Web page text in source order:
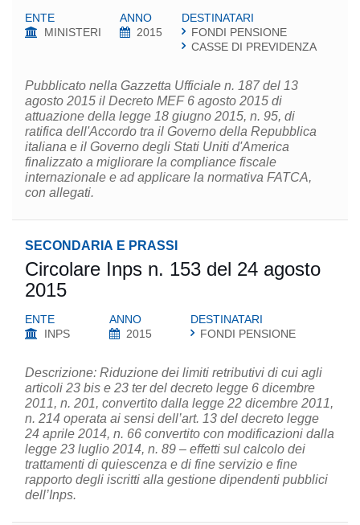
ENTE
MINISTERI
ANNO
2015
DESTINATARI
FONDI PENSIONE
CASSE DI PREVIDENZA
Pubblicato nella Gazzetta Ufficiale n. 187 del 13
agosto 2015 il Decreto MEF 6 agosto 2015 di
attuazione della legge 18 giugno 2015, n. 95, di
ratifica dell'Accordo tra il Governo della Repubblica
italiana e il Governo degli Stati Uniti d'America
finalizzato a migliorare la compliance fiscale
internazionale e ad applicare la normativa FATCA,
con allegati.
SECONDARIA E PRASSI
Circolare Inps n. 153 del 24 agosto
2015
ENTE
INPS
ANNO
2015
DESTINATARI
FONDI PENSIONE
Descrizione: Riduzione dei limiti retributivi di cui agli
articoli 23 bis e 23 ter del decreto legge 6 dicembre
2011, n. 201, convertito dalla legge 22 dicembre 2011,
n. 214 operata ai sensi dell’art. 13 del decreto legge
24 aprile 2014, n. 66 convertito con modificazioni dalla
legge 23 luglio 2014, n. 89 – effetti sul calcolo dei
trattamenti di quiescenza e di fine servizio e fine
rapporto degli iscritti alla gestione dipendenti pubblici
dell’Inps.